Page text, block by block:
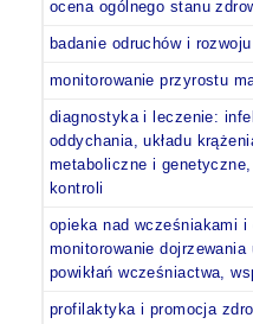
ocena ogólnego stanu
badanie odruchów i
monitorowanie przyrostu
diagnostyka i leczenie:
oddychania, układu
metaboliczne i
kontroli
opieka nad wcześniakami
monitorowanie
powikłań wcześniactwa,
profilaktyka i promocja